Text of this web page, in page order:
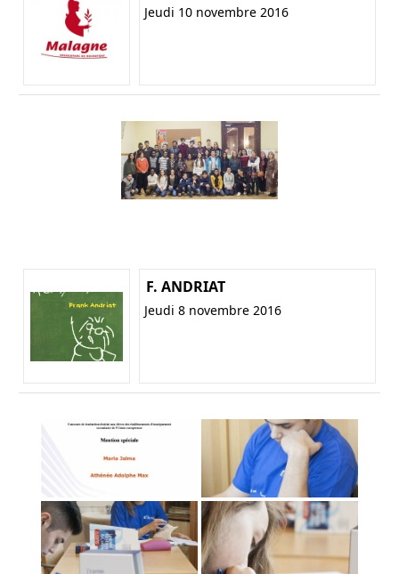
Jeudi 10 novembre 2016
F. ANDRIAT
Jeudi 8 novembre 2016